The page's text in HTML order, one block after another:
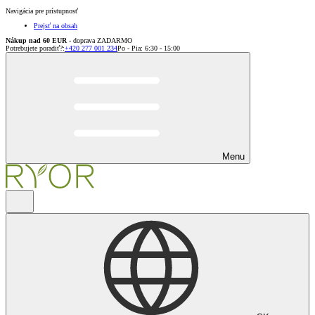
Navigácia pre prístupnosť
Prejsť na obsah
Nákup nad 60 EUR - doprava ZADARMO
Potrebujete poradiť?:+420 277 001 234Po - Pia: 6:30 - 15:00
Menu